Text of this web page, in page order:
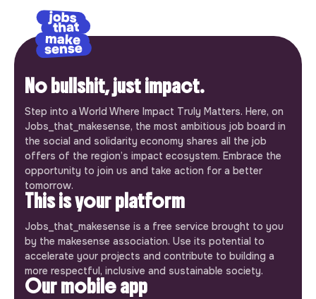
No bullshit, just impact.
Step into a World Where Impact Truly Matters. Here, on
Jobs_that_makesense, the most ambitious job board in
the social and solidarity economy shares all the job
offers of the region’s impact ecosystem. Embrace the
opportunity to join us and take action for a better
tomorrow.
This is your platform
Jobs_that_makesense is a free service brought to you
by the makesense association. Use its potential to
accelerate your projects and contribute to building a
more respectful, inclusive and sustainable society.
Our mobile app